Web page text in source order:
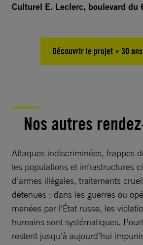
Culturel E. Leclerc, boulevard du
Découvrir le projet « 30
Nos autres
Attaques indiscriminées, frappes
les populations et infrastructures
d’armes illégales, traitements
détenues : dans les guerres ou
menées par l’État russe, les
humains sont systématiques.
restent jusqu’à aujourd’hui